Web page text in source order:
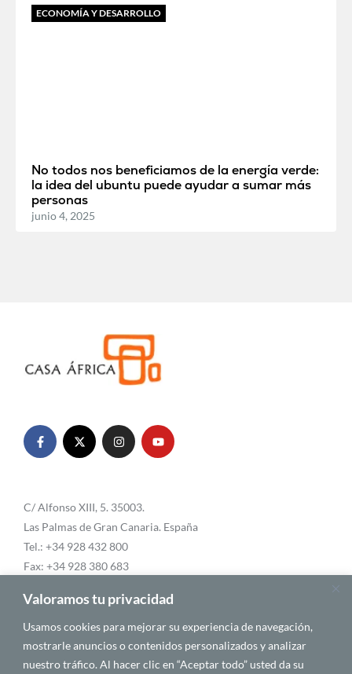
Valoramos tu privacidad
Usamos cookies para mejorar su experiencia de navegación,
mostrarle anuncios o contenidos personalizados y analizar
nuestro tráfico. Al hacer clic en “Aceptar todo” usted da su
ECONOMÍA Y DESARROLLO
No todos nos beneficiamos de la energía verde:
la idea del ubuntu puede ayudar a sumar más
personas
junio 4, 2025
C/ Alfonso XIII, 5. 35003.
Las Palmas de Gran Canaria. España
Tel.: +34 928 432 800
Fax: +34 928 380 683
Blog